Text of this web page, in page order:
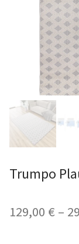
Trumpo
129,00 € –